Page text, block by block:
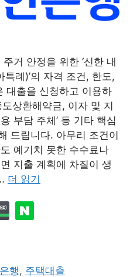
거 안정을 위한 ‘신한 내
례)’의 자격 조건, 한도,
대출을 신청하고 이용하
상환해약금, 이자 및 지
부담 주체’ 등 기타 핵심
드립니다. 아무리 조건이
예기치 못한 수수료나
지출 계획에 차질이 생
더 읽기
행, 주택대출